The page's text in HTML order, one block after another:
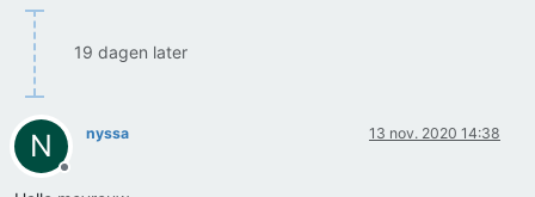
19 dagen later
N
Offline
nyssa 13 nov. 2020 14:38